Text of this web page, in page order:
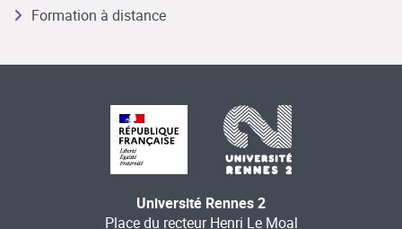
Formation à distance
Université Rennes 2
Place du recteur Henri Le Moal